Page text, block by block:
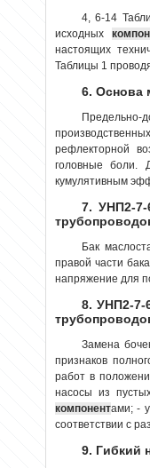
4, 6-14
исходных
настоящих
Таблицы 1
6. Основа
Предельно-
рефлекторной
головные боли.
кумулятивным
7. УНП2-7-
Бак
правой части
напряжение для
8. УНП2-7-
Замена
признаков
работ в
насосы из
компонентами; -
соответствии с
9. Гибкий